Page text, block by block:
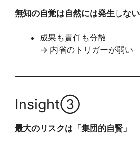
無知の自覚は自然には発生しない
成果も責任も分散
→ 内省のトリガーが弱い
Insight③
最大のリスクは「集団的自賢」